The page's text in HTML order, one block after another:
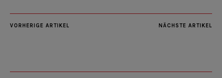
VORHERIGE ARTIKEL NÄCHSTE ARTIKEL